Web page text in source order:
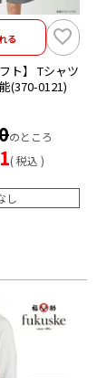
る
ト】 Tシャツ
(370-0121)
のところ
税込
し